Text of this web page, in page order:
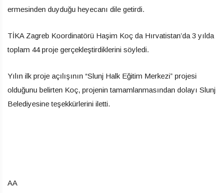
ermesinden duyduğu heyecanı dile getirdi.
TİKA Zagreb Koordinatörü Haşim Koç da Hırvatistan’da 3 yılda
toplam 44 proje gerçekleştirdiklerini söyledi.
Yılın ilk proje açılışının “Slunj Halk Eğitim Merkezi” projesi
olduğunu belirten Koç, projenin tamamlanmasından dolayı Slunj
Belediyesine teşekkürlerini iletti.
AA